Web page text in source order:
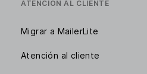
ATENCIÓN AL CLIENTE
Migrar a MailerLite
Atención al cliente